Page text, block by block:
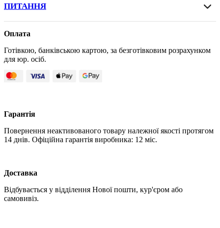
ПИТАННЯ
Оплата
Готівкою, банківською картою, за безготівковим розрахунком
для юр. осіб.
Гарантія
Повернення неактивованого товару належної якості протягом
14 днів. Офіційна гарантія виробника: 12 міс.
Доставка
Відбувається у відділення Нової пошти, кур'єром або
самовивіз.